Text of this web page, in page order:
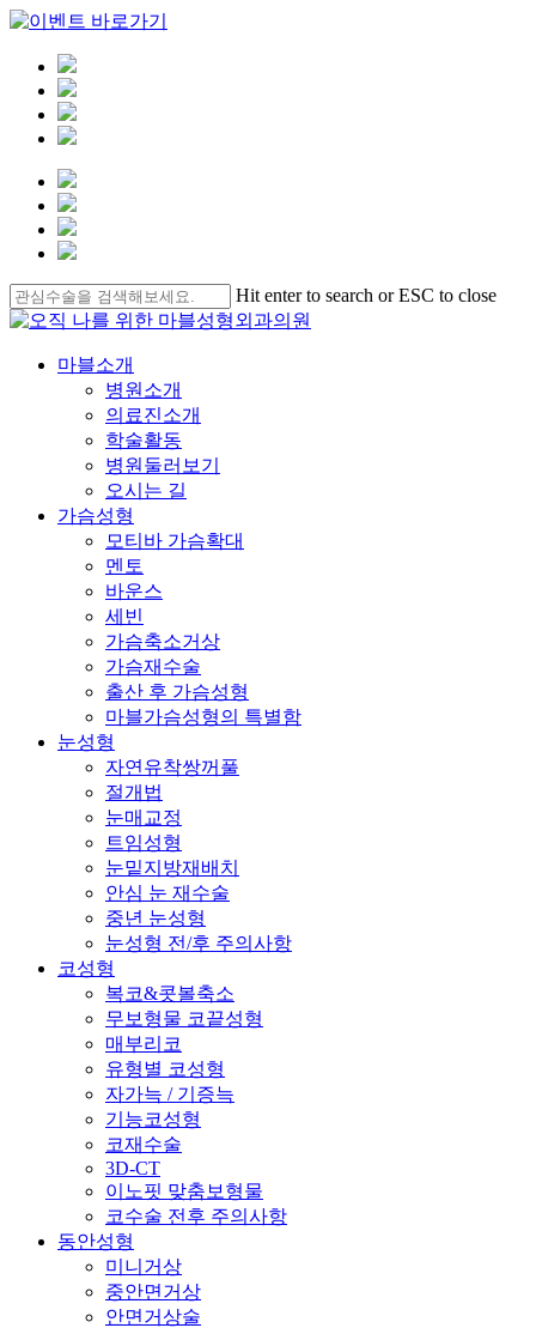
Skip
to
main
content
Hit enter to search or ESC to close
Close
Menu
마블소개
병원소개
의료진소개
학술활동
병원둘러보기
오시는 길
가슴성형
모티바 가슴확대
멘토
바운스
세빈
가슴축소거상
가슴재수술
출산 후 가슴성형
마블가슴성형의 특별함
눈성형
자연유착쌍꺼풀
절개법
눈매교정
트임성형
눈밑지방재배치
안심 눈 재수술
중년 눈성형
눈성형 전/후 주의사항
코성형
복코&콧볼축소
무보형물 코끝성형
매부리코
유형별 코성형
자가늑 / 기증늑
기능코성형
코재수술
3D-CT
이노핏 맞춤보형물
코수술 전후 주의사항
동안성형
미니거상
중안면거상
안면거상술